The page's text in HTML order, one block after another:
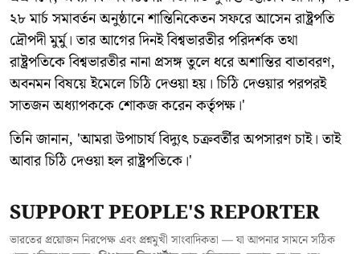
২৮ মার্চ সমাবর্তন অনুষ্ঠানে শান্তিনিকেতন সফরে আসেন রাষ্ট্রপতি
দ্রৌপদী মুর্মু। তার আগের দিনই বিশ্বভারতীর পরিদর্শক তথা
রাষ্ট্রপতিকে বিশ্বভারতীর নানা প্রসঙ্গ তুলে ধরে অশান্তির বাতাবরণ,
অবনমন বিষয়ে ইমেলে চিঠি দেওয়া হয়। চিঠি দেওয়ার পরপরই
সাতজন অধ্যাপককে শোকজ করেন কর্তৃপক্ষ।'
তিনি জানান, 'আমরা উপাচার্য বিদ্যুৎ চক্রবর্তীর অপসারণ চাই। তাই
আবার চিঠি দেওয়া হল রাষ্ট্রপতিকে।'
SUPPORT PEOPLE'S REPORTER
ভারতের প্রয়োজন নিরপেক্ষ এবং প্রশ্নমুখী সাংবাদিকতা — যা আপনার সামনে সঠিক